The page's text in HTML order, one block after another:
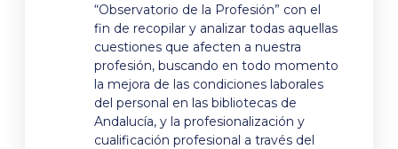
“Observatorio de la Profesión” con el
fin de recopilar y analizar todas aquellas
cuestiones que afecten a nuestra
profesión, buscando en todo momento
la mejora de las condiciones laborales
del personal en las bibliotecas de
Andalucía, y la profesionalización y
cualificación profesional a través del